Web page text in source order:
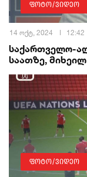
ფოტო/ვიდეო
14 ოქტ, 2024 12:42
საქართველო-
საათზე,
ფოტო/ვიდეო